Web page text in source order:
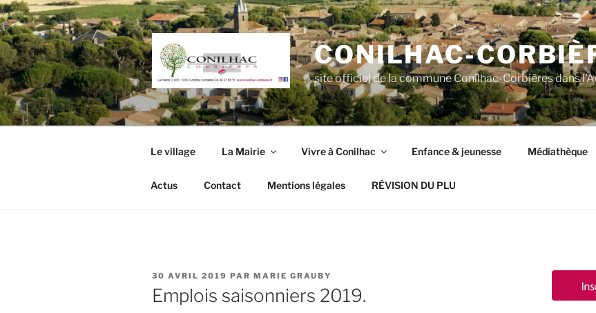
Aller
au
contenu
principal
CONILHAC-
site officiel de la commune Conilhac-Corbières dans
Le village La Mairie Vivre à Conilhac Enfance & jeunesse Médiathèque
Actus Contact Mentions légales RÉVISION DU PLU
PUBLIÉ
LE
30 AVRIL 2019 PAR MARIE GRAUBY
Emplois saisonniers 2019.